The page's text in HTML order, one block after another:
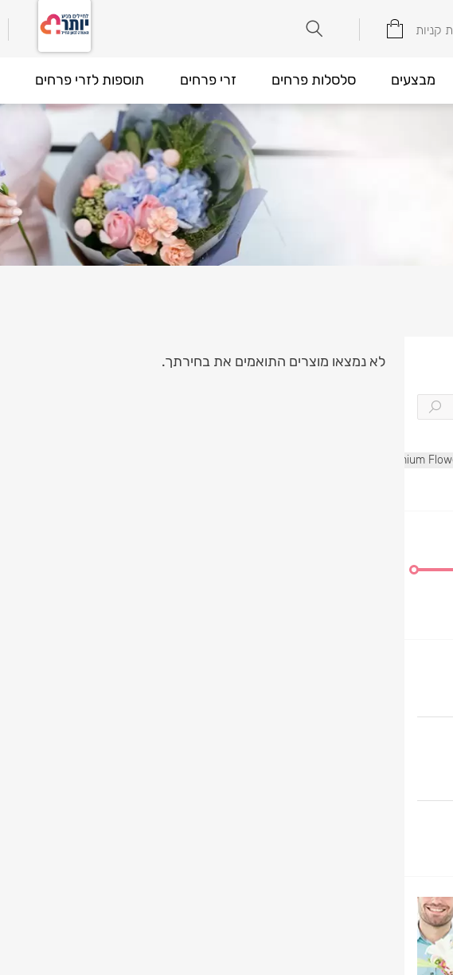
קניות
מבצעים סלסלות פרחים זרי פרחים תוספות לזרי פרחים
לא נמצאו מוצרים התואמים את בחירתך.
Luxury Red & White Rose Box | Premium